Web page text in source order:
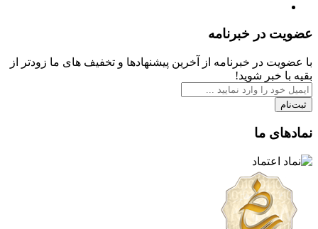
عضویت در خبرنامه
با عضویت در خبرنامه از آخرین پیشنهادها و تخفیف های ما زودتر از
بقیه با خبر شوید!
ثبت‌نام
نمادهای ما